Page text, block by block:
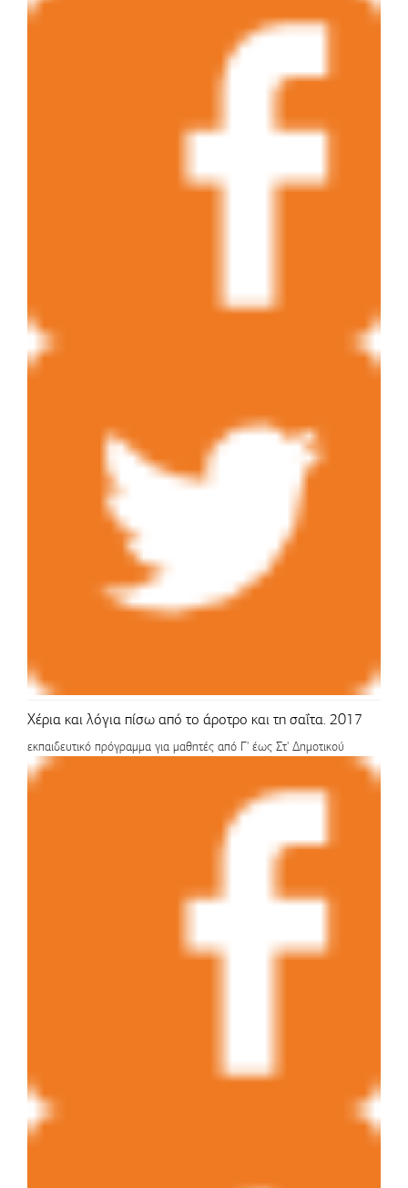
Χέρια και λόγια πίσω από το άροτρο και τη σαΐτα. 2017
εκπαιδευτικό πρόγραμμα για μαθητές από Γ' έως Στ' Δημοτικού